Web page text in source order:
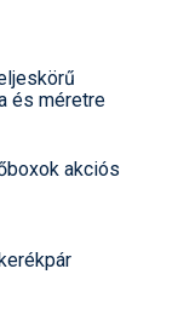
és méretre
akciós